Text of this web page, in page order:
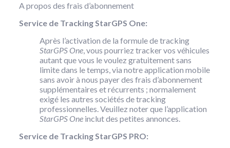
A propos des frais d’abonnement
Service de Tracking StarGPS One:
Après l’activation de la formule de tracking
StarGPS One, vous pourriez tracker vos véhicules
autant que vous le voulez gratuitement sans
limite dans le temps, via notre application mobile
sans avoir à nous payer des frais d’abonnement
supplémentaires et récurrents ; normalement
exigé les autres sociétés de tracking
professionnelles. Veuillez noter que l’application
StarGPS Oneinclut des petites annonces.
Service de Tracking StarGPS PRO: